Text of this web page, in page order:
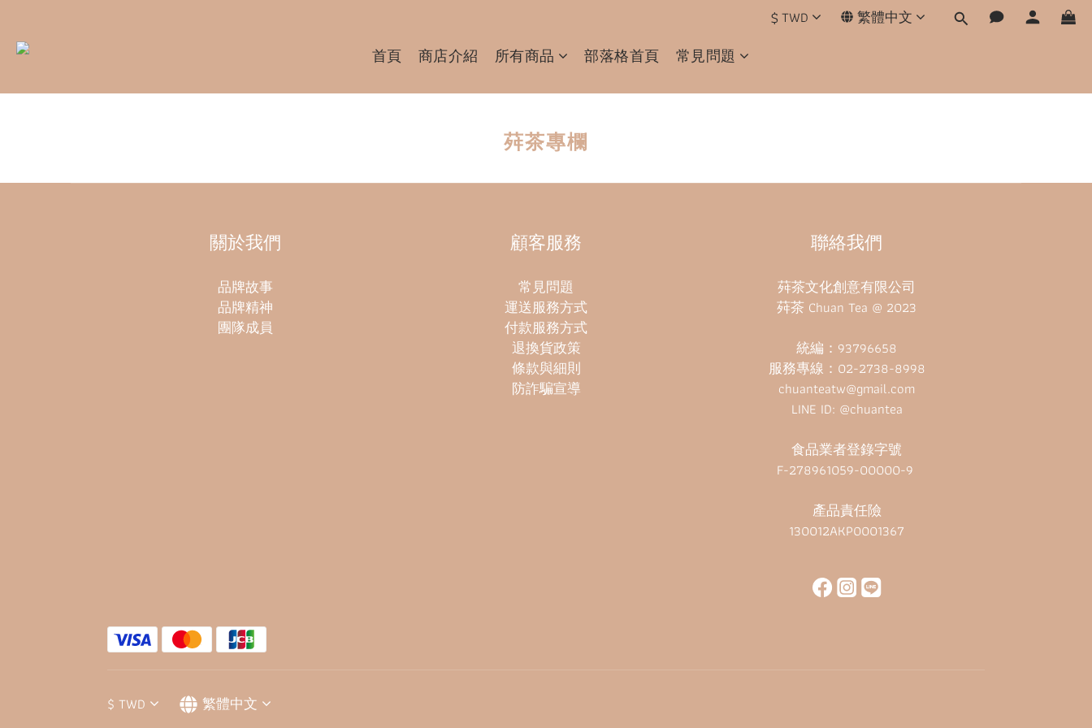
$TWD 繁體中文
首頁 商店介紹 所有商品 部落格首頁 常見問題
荈茶專欄
關於我們
品牌故事
品牌精神
團隊成員
顧客服務
常見問題
運送服務方式
付款服務方式
退換貨政策
條款與細則
防詐騙宣導
聯絡我們
荈茶文化創意有限公司
荈茶 Chuan Tea @ 2023
統編：93796658
服務專線：02-2738-8998
chuanteatw@gmail.com
LINE ID: @chuantea
食品業者登錄字號
F-278961059-00000-9
產品責任險
130012AKP0001367
$ TWD 繁體中文